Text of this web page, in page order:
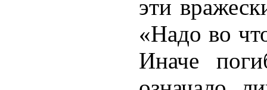
эти
«Надо во
Иначе